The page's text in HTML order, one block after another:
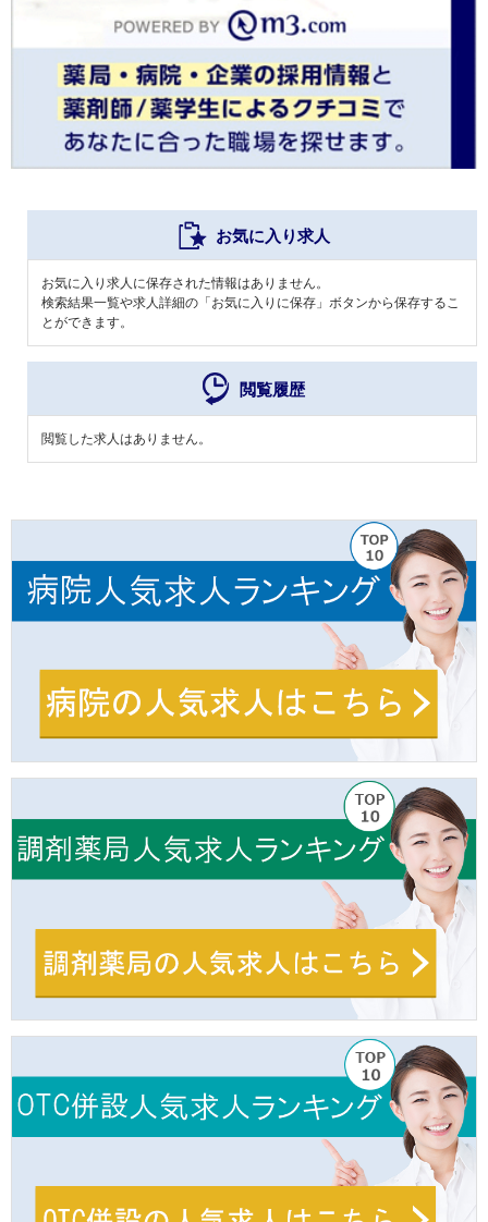
お気に入り求人
お気に入り求人に保存された情報はありません。
検索結果一覧や求人詳細の「お気に入りに保存」ボタンから保存するこ
とができます。
閲覧履歴
閲覧した求人はありません。